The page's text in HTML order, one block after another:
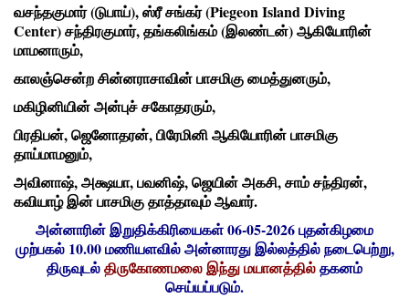
வசந்தகுமார் (டுபாய்), ஸ்ரீ சங்கர் (Piegeon Island Diving
Center) சந்திரகுமார், தங்கலிங்கம் (இலண்டன்) ஆகியோரின்
மாமனாரும்,
காலஞ்சென்ற சின்னராசாவின் பாசமிகு மைத்துனரும்,
மகிழினியின் அன்புச் சகோதரரும்,
பிரதிபன், ஜெனோதரன், பிரேமினி ஆகியோரின் பாசமிகு
தாய்மாமனும்,
அவினாஷ், அக்ஷயா, பவனிஷ், ஜெயின் அகசி, சாம் சந்திரன்,
கவியாழ் இன் பாசமிகு தாத்தாவும் ஆவார்.
அன்னாரின் இறுதிக்கிரியைகள் 06-05-2026 புதன்கிழமை
முற்பகல் 10.00 மணியளவில் அன்னாரது இல்லத்தில் நடைபெற்று,
திருவுடல்திருகோணமலை இந்து மயானத்தில்தகனம்
செய்யப்படும்.